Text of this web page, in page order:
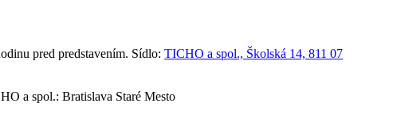
pred predstavením. Sídlo: TICHO a spol., Školská 14, 811 07
a spol.: Bratislava Staré Mesto